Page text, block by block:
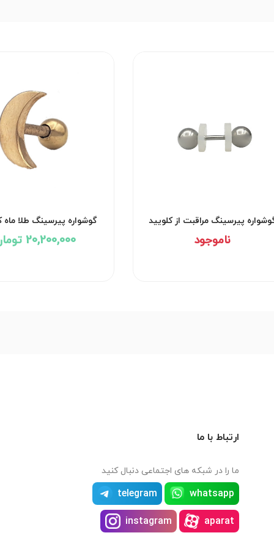
پیرسینگ مراقبت از کلویید
ناموجود
گوشواره پیرسینگ طلا ماه کد
20,200,000 تومان
ارتباط با ما
ما را در شبکه های اجتماعی دنبال کنید
whatsapp
telegram
aparat
instagram